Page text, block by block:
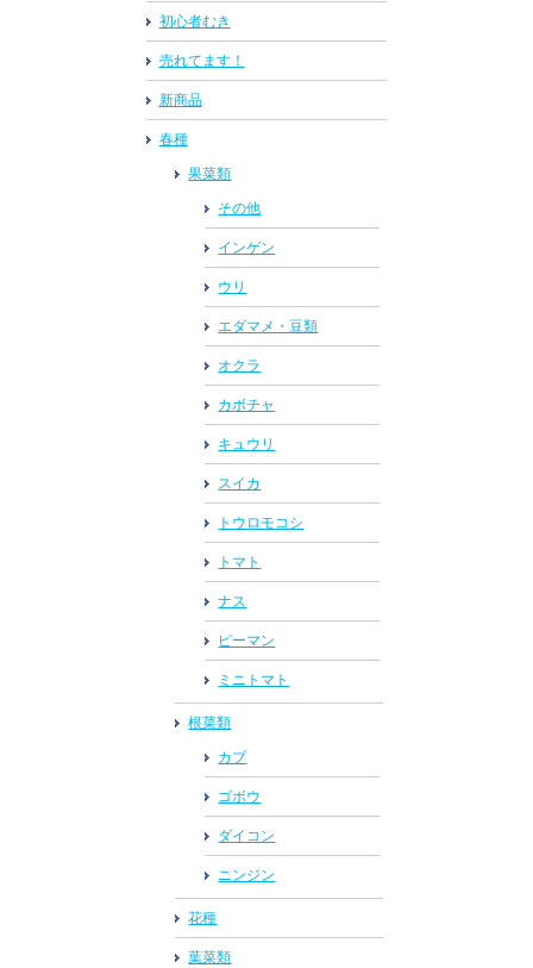
初心者むき
売れてます！
新商品
春種
果菜類
その他
インゲン
ウリ
エダマメ・豆類
オクラ
カボチャ
キュウリ
スイカ
トウロモコシ
トマト
ナス
ピーマン
ミニトマト
根菜類
カブ
ゴボウ
ダイコン
ニンジン
花種
葉菜類